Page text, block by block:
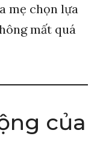
mẹ chọn lựa
mất quá
của